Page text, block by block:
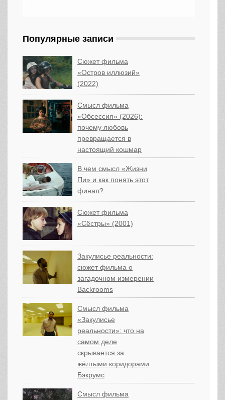
Популярные записи
Сюжет фильма
«Остров иллюзий»
(2022)
Смысл фильма
«Обсессия» (2026):
почему любовь
превращается в
настоящий кошмар
В чем смысл «Жизни
Пи» и как понять этот
финал?
Сюжет фильма
«Сёстры» (2001)
Закулисье реальности:
сюжет фильма о
загадочном измерении
Backrooms
Смысл фильма
«Закулисье
реальности»: что на
самом деле
скрывается за
жёлтыми коридорами
Бэкрумс
Смысл фильма